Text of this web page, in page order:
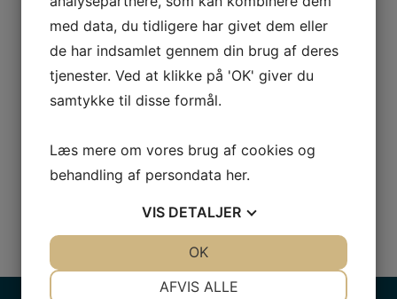
men jeg skal da ikke undlade at gøre opmærksom
på, at Vurderingsstyrelsen fortjener nogle
tilbagemeldinger på deres grundværdivurderinger,
der umiddelbart ses at være ”ramt helt skævt”. Det
vil sige det samme, der gælder for det private
Advokat (H) Rasmus Juvik
med data, du tidligere har givet dem eller
de har indsamlet gennem din brug af deres
tjenester. Ved at klikke på 'OK' giver du
samtykke til disse formål.
Læs mere om vores brug af cookies og
behandling af persondata her.
VIS DETALJER
AFVIS ALLE
OK